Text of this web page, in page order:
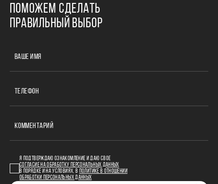
ПОМОЖЕМ СДЕЛАТЬ
ПРАВИЛЬНЫЙ ВЫБОР
ВАШЕ ИМЯ
ТЕЛЕФОН
КОММЕНТАРИЙ
Я ПОДТВЕРЖДАЮ ОЗНАКОМЛЕНИЕ И ДАЮ СВОЕ
СОГЛАСИЕ НА ОБРАБОТКУ ПЕРСОНАЛЬНЫХ ДАННЫХ
В ПОРЯДКЕ И НА УСЛОВИЯХ, В
ПОЛИТИКЕ В ОТНОШЕНИИ
ОБРАБОТКИ ПЕРСОНАЛЬНЫХ ДАННЫХ